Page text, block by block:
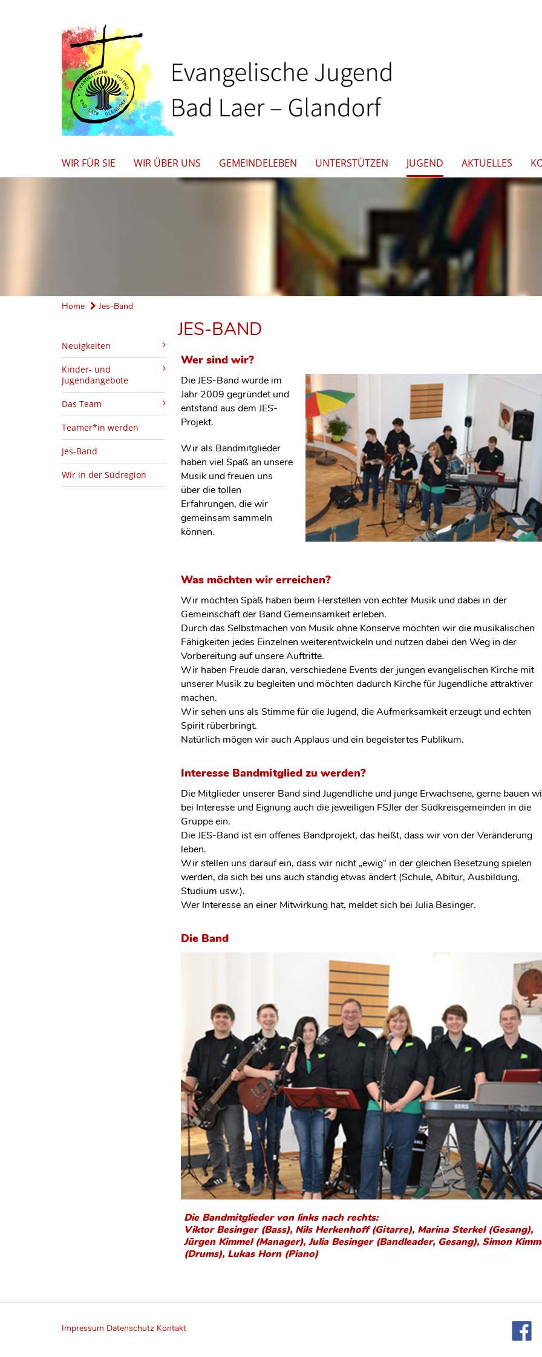
WIR FÜR SIE WIR ÜBER UNS GEMEINDELEBEN UNTERSTÜTZEN JUGEND AKTUELLES
Home Jes-Band
Neuigkeiten
Kinder- und
Jugendangebote
Das Team
Teamer*in werden
Jes-Band
Wir in der Südregion
JES-BAND
Wer sind wir?
Die JES-Band wurde im
Jahr 2009 gegründet und
entstand aus dem JES-
Projekt.
Wir als Bandmitglieder
haben viel Spaß an unsere
Musik und freuen uns
über die tollen
Erfahrungen, die wir
gemeinsam sammeln
können.
Was möchten wir erreichen?
Wir möchten Spaß haben beim Herstellen von echter Musik und dabei in der
Gemeinschaft der Band Gemeinsamkeit erleben.
Durch das Selbstmachen von Musik ohne Konserve möchten wir die musikalischen
Fähigkeiten jedes Einzelnen weiterentwickeln und nutzen dabei den Weg in der
Vorbereitung auf unsere Auftritte.
Wir haben Freude daran, verschiedene Events der jungen evangelischen Kirche mit
unserer Musik zu begleiten und möchten dadurch Kirche für Jugendliche attraktiver
machen.
Wir sehen uns als Stimme für die Jugend, die Aufmerksamkeit erzeugt und echten
Spirit rüberbringt.
Natürlich mögen wir auch Applaus und ein begeistertes Publikum.
Interesse Bandmitglied zu werden?
Die Mitglieder unserer Band sind Jugendliche und junge Erwachsene, gerne bauen
bei Interesse und Eignung auch die jeweiligen FSJler der Südkreisgemeinden in die
Gruppe ein.
Die JES-Band ist ein offenes Bandprojekt, das heißt, dass wir von der Veränderung
leben.
Wir stellen uns darauf ein, dass wir nicht „ewig“ in der gleichen Besetzung spielen
werden, da sich bei uns auch ständig etwas ändert (Schule, Abitur, Ausbildung,
Studium usw.).
Wer Interesse an einer Mitwirkung hat, meldet sich bei Julia Besinger.
Die Band
Die Bandmitglieder von links nach rechts:
Viktor Besinger (Bass), Nils Herkenhoff (Gitarre), Marina Sterkel (Gesang),
Jürgen Kimmel (Manager), Julia Besinger (Bandleader, Gesang), Simon
(Drums), Lukas Horn (Piano)
Impressum Datenschutz Kontakt